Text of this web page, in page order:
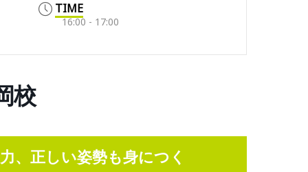
TIME
16:00 - 17:00
校
、正しい姿勢も身につく